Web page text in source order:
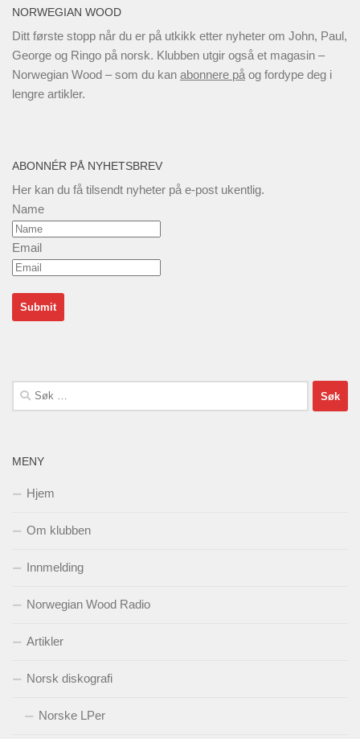
NORWEGIAN WOOD
Ditt første stopp når du er på utkikk etter nyheter om John, Paul,
George og Ringo på norsk. Klubben utgir også et magasin –
Norwegian Wood – som du kan abonnere på og fordype deg i
lengre artikler.
ABONNÉR PÅ NYHETSBREV
Her kan du få tilsendt nyheter på e-post ukentlig.
Name
Email
Søk
etter:
MENY
Hjem
Om klubben
Innmelding
Norwegian Wood Radio
Artikler
Norsk diskografi
Norske LPer